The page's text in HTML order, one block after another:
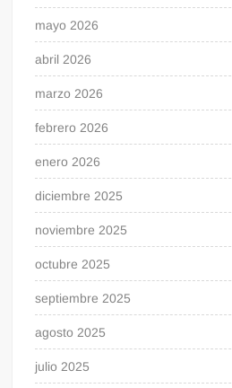
mayo 2026
abril 2026
marzo 2026
febrero 2026
enero 2026
diciembre 2025
noviembre 2025
octubre 2025
septiembre 2025
agosto 2025
julio 2025